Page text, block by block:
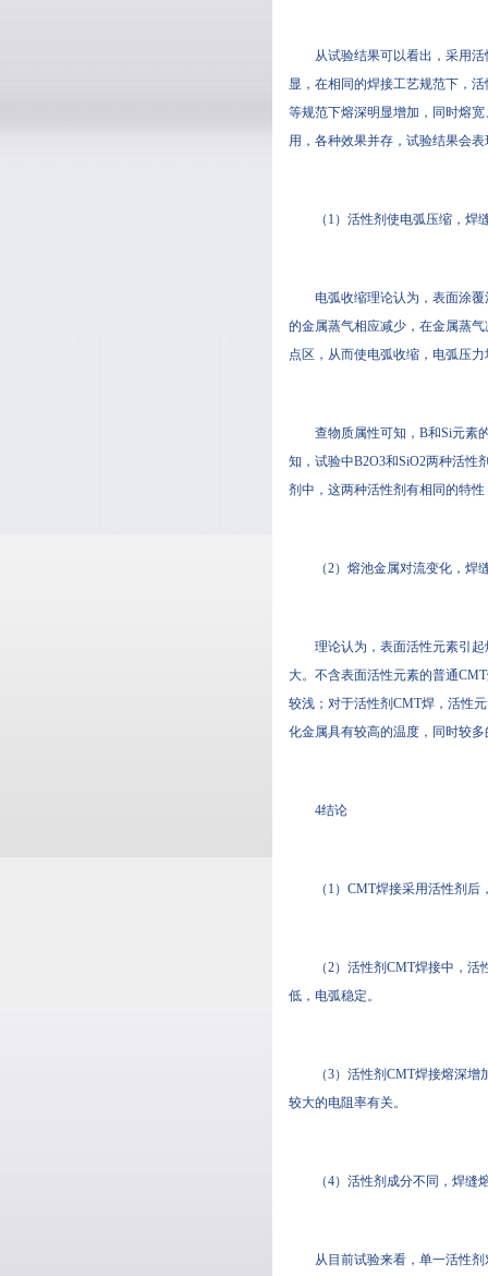
从试验结果可以看出，采
显，在相同的焊接工艺规范下
等规范下熔深明显增加，同时熔
用，各种效果并存，试验结果会
（1）活性剂使电弧压缩，焊缝
电弧收缩理论认为，表面涂
的金属蒸气相应减少，在金属蒸
点区，从而使电弧收缩，电弧压力增
查物质属性可知，B和Si元素
知，试验中B2O3和SiO2两种活性
剂中，这两种活性剂有相同的特
（2）熔池金属对流变化，焊缝
理论认为，表面活性元素引
大。不含表面活性元素的普通CMT
较浅；对于活性剂CMT焊，
化金属具有较高的温度，同时较多
4结论
（1）CMT焊接采用活性剂后
（2）活性剂CMT焊接中
低，电弧稳定。
（3）活性剂CMT焊接熔深增
较大的电阻率有关。
（4）活性剂成分不同，焊缝
从目前试验来看，单一活性